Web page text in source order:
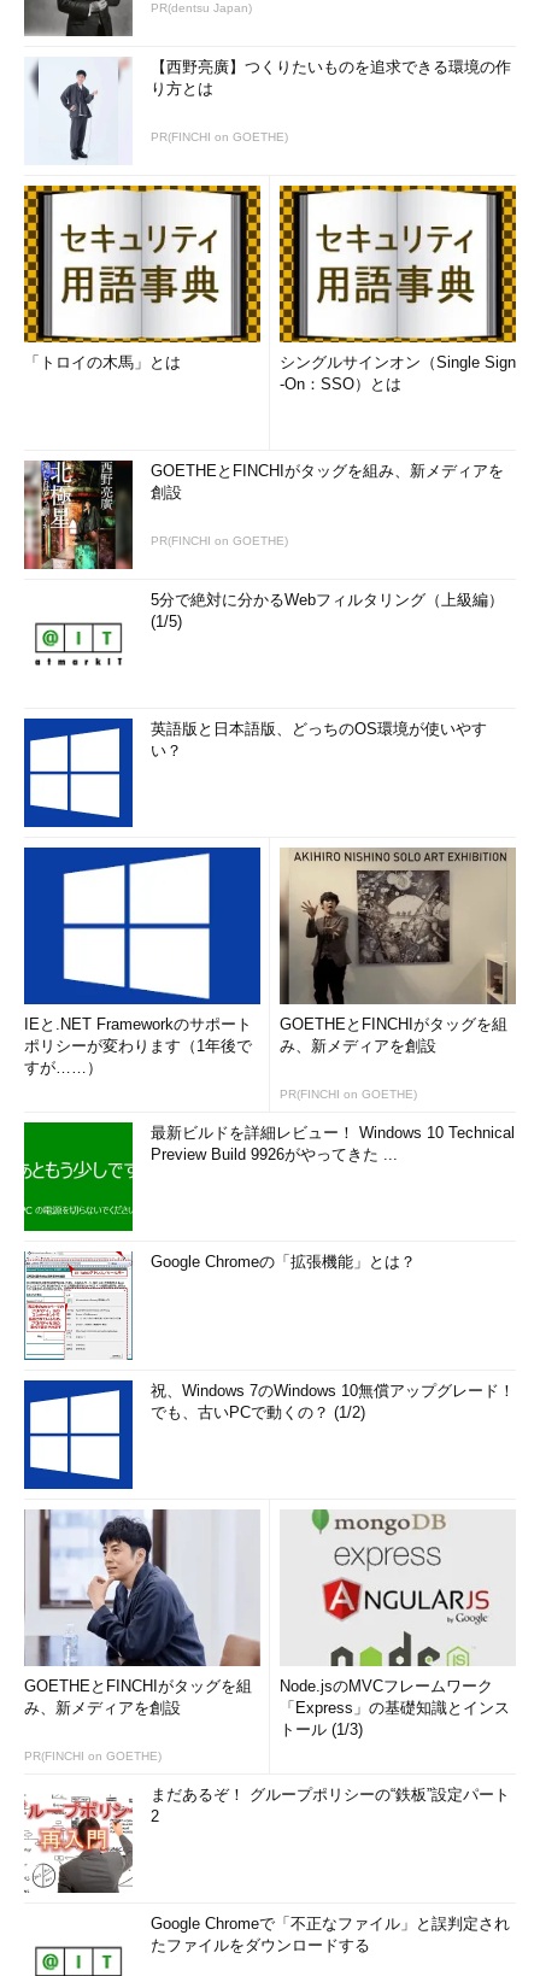
PR(dentsu Japan)
【西野亮廣】つくりたいものを追求できる環境の作
り方とは
PR(FINCHI on GOETHE)
「トロイの木馬」とは
シングルサインオン（Single Sign
-On：SSO）とは
GOETHEとFINCHIがタッグを組み、新メディアを
創設
PR(FINCHI on GOETHE)
5分で絶対に分かるWebフィルタリング（上級編）
(1/5)
英語版と日本語版、どっちのOS環境が使いやす
い？
IEと.NET Frameworkのサポート
ポリシーが変わります（1年後で
すが……）
GOETHEとFINCHIがタッグを組
み、新メディアを創設
PR(FINCHI on GOETHE)
最新ビルドを詳細レビュー！ Windows 10 Technical
Preview Build 9926がやってきた ...
Google Chromeの「拡張機能」とは？
祝、Windows 7のWindows 10無償アップグレード！
でも、古いPCで動くの？ (1/2)
GOETHEとFINCHIがタッグを組
み、新メディアを創設
PR(FINCHI on GOETHE)
Node.jsのMVCフレームワーク
「Express」の基礎知識とインス
トール (1/3)
まだあるぞ！ グループポリシーの“鉄板”設定パート
2
Google Chromeで「不正なファイル」と誤判定され
たファイルをダウンロードする